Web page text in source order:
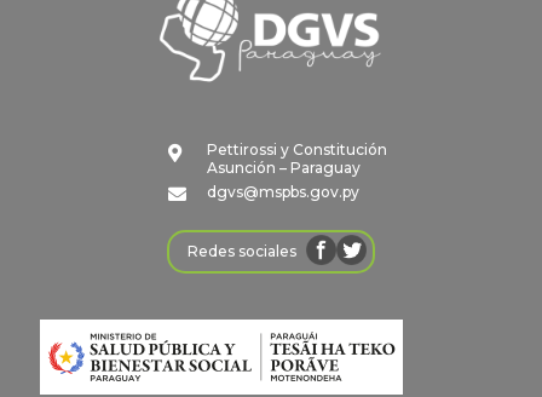

Pettirossi y Constitución
Asunción – Paraguay

dgvs@mspbs.gov.py
Redes sociales